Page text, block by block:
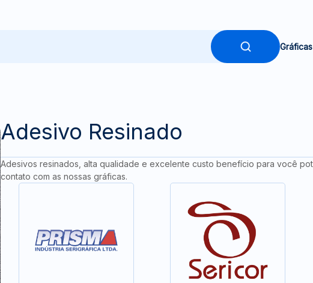
Adesivo Resinado
Adesivos resinados, alta qualidade e excelente custo benefício para você
contato com as nossas gráficas.